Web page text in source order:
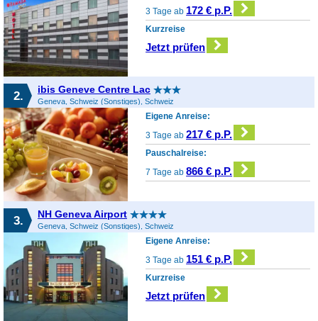
3 Tage ab 172 € p.P.
Kurzreise
Jetzt prüfen
2. ibis Geneve Centre Lac
Geneva, Schweiz (Sonstiges), Schweiz
Eigene Anreise:
3 Tage ab217 € p.P.
Pauschalreise:
7 Tage ab866 € p.P.
3. NH Geneva Airport
Geneva, Schweiz (Sonstiges), Schweiz
Eigene Anreise:
3 Tage ab 151 € p.P.
Kurzreise
Jetzt prüfen